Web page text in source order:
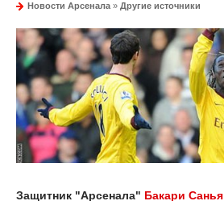
Новости Арсенала » Другие источники
Защитник "Арсенала" Бакари Санья